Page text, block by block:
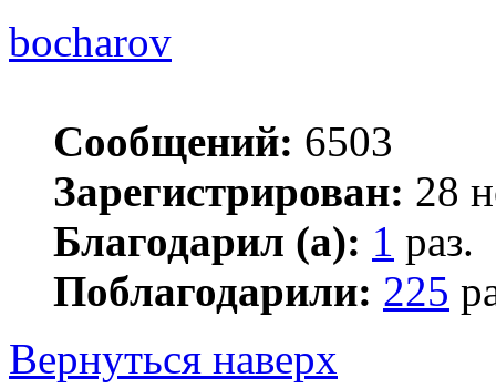
bocharov
Сообщений: 6503
Зарегистрирован: 28
Благодарил (а): 1 раз.
Поблагодарили: 225
Вернуться наверх